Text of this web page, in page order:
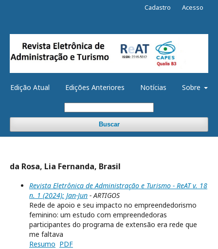
Edição Atual Edições Anteriores Notícias Sobre
Buscar
Cadastro Acesso
da Rosa, Lia Fernanda, Brasil
Revista Eletrônica de Administração e Turismo - ReAT v. 18
n. 1 (2024): Jan-Jun - ARTIGOS
Rede de apoio e seu impacto no empreendedorismo
feminino: um estudo com empreendedoras
participantes do programa de extensão era rede que
me faltava
Resumo PDF